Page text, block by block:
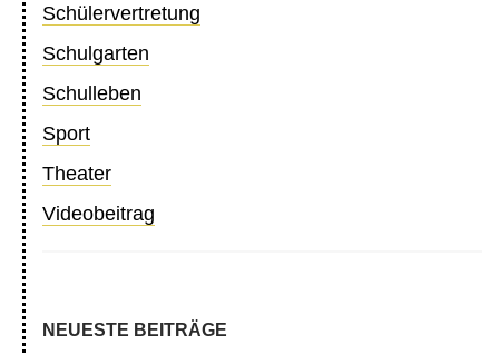
Schülervertretung
Schulgarten
Schulleben
Sport
Theater
Videobeitrag
NEUESTE BEITRÄGE